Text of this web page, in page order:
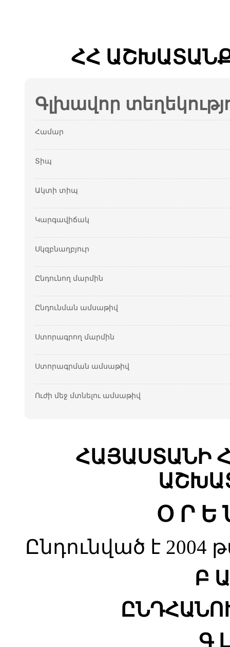
ՀՀ
Գլխավոր
Համար
Տիպ
Ակտի տիպ
Կարգավիճակ
Սկզբնաղբյուր
Ընդունող մարմին
Ընդունման ամսաթիվ
Ստորագրող մարմին
Ստորագրման ամսաթիվ
Ուժի մեջ մտնելու ամսաթիվ
ՀԱՅԱՍՏԱՆԻ
Օ Ր Ե
Ընդունված է 2004
Բ
Գ